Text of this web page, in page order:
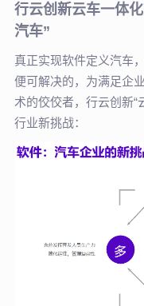
行云创新云车一体
汽车”
真正实现软件定义汽车
便可解决的， 为满足企
术的佼佼者，行云创新“
行业新挑战：